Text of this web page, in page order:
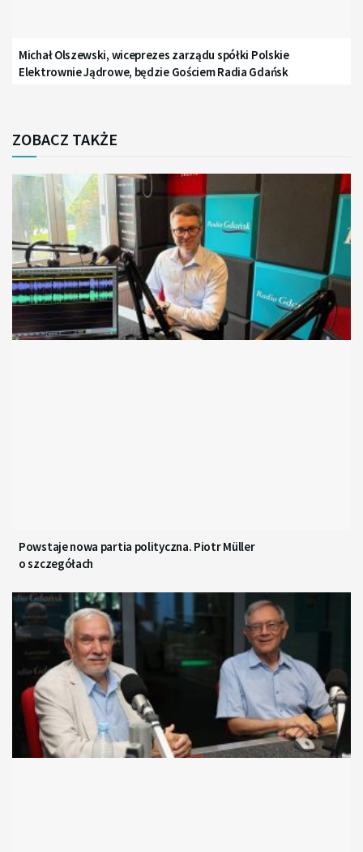
Michał Olszewski, wiceprezes zarządu spółki Polskie
Elektrownie Jądrowe, będzie Gościem Radia Gdańsk
ZOBACZ TAKŻE
Powstaje nowa partia polityczna. Piotr Müller
o szczegółach